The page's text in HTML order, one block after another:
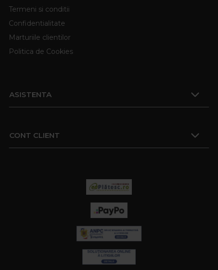
Termeni si conditii
Confidentialitate
Marturiile clientilor
Politica de Cookies
ASISTENTA
CONT CLIENT